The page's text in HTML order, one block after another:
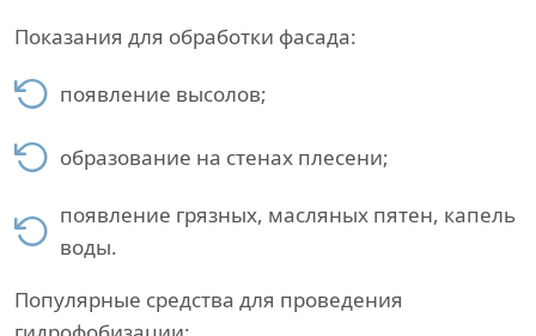
Показания для обработки фасада:
появление высолов;
образование на стенах плесени;
появление грязных, масляных пятен, капель
воды.
Популярные средства для проведения